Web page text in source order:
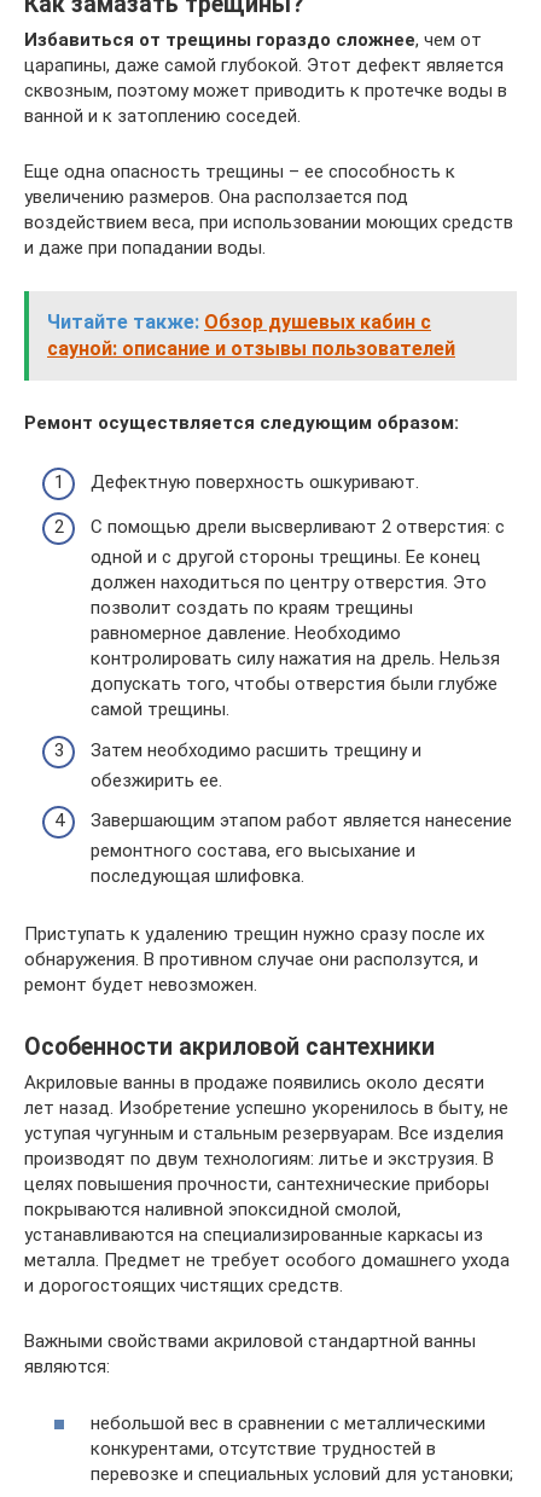
Избавиться от трещины гораздо сложнее, чем от
царапины, даже самой глубокой. Этот дефект является
сквозным, поэтому может приводить к протечке воды в
ванной и к затоплению соседей.
Еще одна опасность трещины – ее способность к
увеличению размеров. Она расползается под
воздействием веса, при использовании моющих средств
и даже при попадании воды.
Читайте также: Обзор душевых кабин с
сауной: описание и отзывы пользователей
Ремонт осуществляется следующим образом:
Дефектную поверхность ошкуривают.
С помощью дрели высверливают 2 отверстия: с
одной и с другой стороны трещины. Ее конец
должен находиться по центру отверстия. Это
позволит создать по краям трещины
равномерное давление. Необходимо
контролировать силу нажатия на дрель. Нельзя
допускать того, чтобы отверстия были глубже
самой трещины.
Затем необходимо расшить трещину и
обезжирить ее.
Завершающим этапом работ является нанесение
ремонтного состава, его высыхание и
последующая шлифовка.
Приступать к удалению трещин нужно сразу после их
обнаружения. В противном случае они расползутся, и
ремонт будет невозможен.
Особенности акриловой сантехники
Акриловые ванны в продаже появились около десяти
лет назад. Изобретение успешно укоренилось в быту, не
уступая чугунным и стальным резервуарам. Все изделия
производят по двум технологиям: литье и экструзия. В
целях повышения прочности, сантехнические приборы
покрываются наливной эпоксидной смолой,
устанавливаются на специализированные каркасы из
металла. Предмет не требует особого домашнего ухода
и дорогостоящих чистящих средств.
Важными свойствами акриловой стандартной ванны
являются:
небольшой вес в сравнении с металлическими
конкурентами, отсутствие трудностей в
перевозке и специальных условий для установки;